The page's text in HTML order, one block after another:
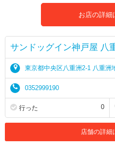
お店の詳細
サンドッグイン神戸屋 八
東京都中央区八重洲2-1 八重洲
0352999190
行った 0
店舗の詳細